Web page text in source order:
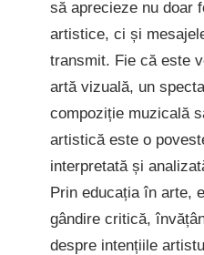
să aprecieze nu doar
artistice, ci și
transmit. Fie că este
artă vizuală, un
compoziție muzicală
artistică este o
interpretată și
Prin educația în arte,
gândire critică,
despre intențiile